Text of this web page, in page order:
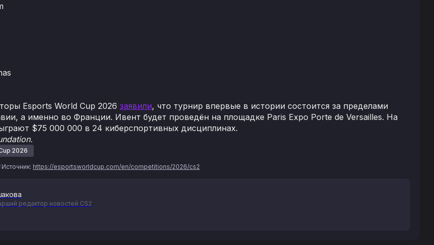
Esports World Cup 2026 заявили, что турнир впервые в истории состоится за пределами
а именно во Франции. Ивент будет проведён на площадке Paris Expo Porte de Versailles. На
$75 000 000 в 24 киберспортивных дисциплинах.
2026
Источник: https://esportsworldcup.com/en/competitions/2026/cs2
редактор новостей CS2